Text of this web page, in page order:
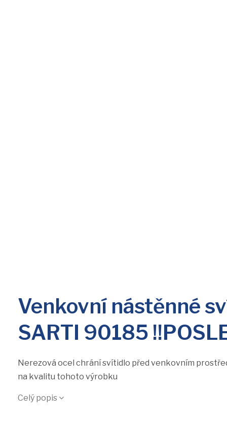
Venkovní nástěnné
SARTI 90185
Nerezová ocel chrání svítidlo před venkovním
na kvalitu tohoto výrobku
Celý popis